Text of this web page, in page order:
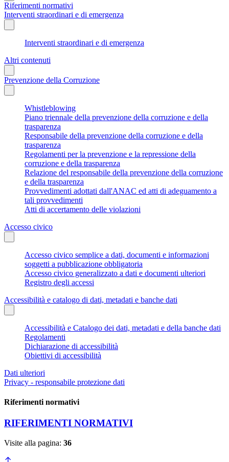
Riferimenti normativi
Interventi straordinari e di emergenza
Interventi straordinari e di emergenza
Altri contenuti
Prevenzione della Corruzione
Whistleblowing
Piano triennale della prevenzione della corruzione e della
trasparenza
Responsabile della prevenzione della corruzione e della
trasparenza
Regolamenti per la prevenzione e la repressione della
corruzione e della trasparenza
Relazione del responsabile della prevenzione della corruzione
e della trasparenza
Provvedimenti adottati dall'ANAC ed atti di adeguamento a
tali provvedimenti
Atti di accertamento delle violazioni
Accesso civico
Accesso civico semplice a dati, documenti e informazioni
soggetti a pubblicazione obbligatoria
Accesso civico generalizzato a dati e documenti ulteriori
Registro degli accessi
Accessibilità e catalogo di dati, metadati e banche dati
Accessibilità e Catalogo dei dati, metadati e della banche dati
Regolamenti
Dichiarazione di accessibilità
Obiettivi di accessibilità
Dati ulteriori
Privacy - responsabile protezione dati
Riferimenti normativi
RIFERIMENTI NORMATIVI
Visite alla pagina: 36